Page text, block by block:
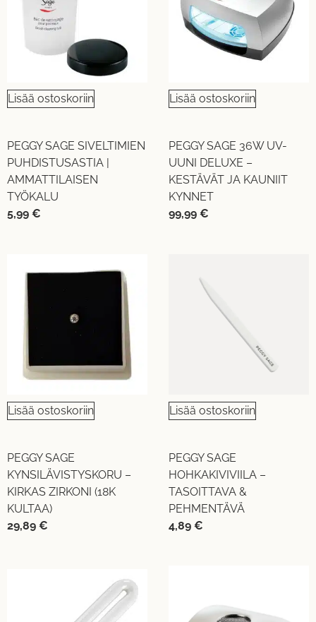
Lisää ostoskoriin
PEGGY SAGE SIVELTIMIEN
PUHDISTUSASTIA |
AMMATTILAISEN
TYÖKALU
5,99 €
Lisää ostoskoriin
PEGGY SAGE 36W UV-
UUNI DELUXE –
KESTÄVÄT JA KAUNIIT
KYNNET
99,99 €
Lisää ostoskoriin
PEGGY SAGE
KYNSILÄVISTYSKORU –
KIRKAS ZIRKONI (18K
KULTAA)
29,89 €
Lisää ostoskoriin
PEGGY SAGE
HOHKAKIVIVIILA –
TASOITTAVA &
PEHMENTÄVÄ
4,89 €